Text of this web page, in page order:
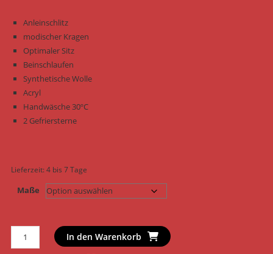
Anleinschlitz
modischer Kragen
Optimaler Sitz
Beinschlaufen
Synthetische Wolle
Acryl
Handwäsche 30ºC
2 Gefriersterne
Lieferzeit:4 bis 7 Tage
Maße
Trixie
Hundepullover
In den Warenkorb